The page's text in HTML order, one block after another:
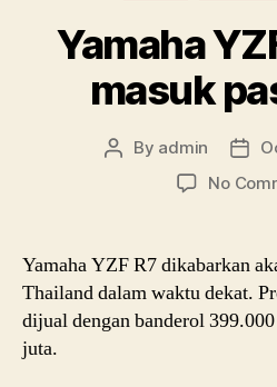
Yamaha
masuk
Post
By admin
Post
date
No
Yamaha YZF R7 dikabarkan
Thailand dalam waktu dekat.
dijual dengan banderol
juta.